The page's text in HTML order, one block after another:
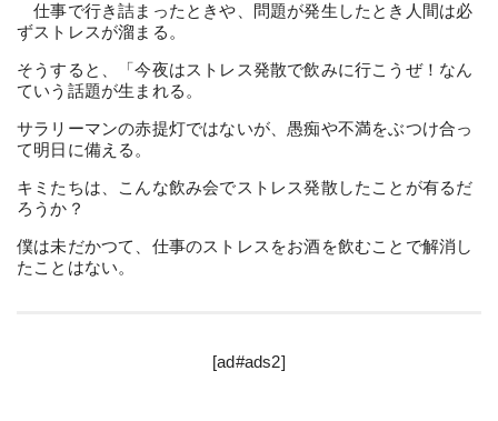
仕事で行き詰まったときや、問題が発生したとき人間は必
ずストレスが溜まる。
そうすると、「今夜はストレス発散で飲みに行こうぜ！なん
ていう話題が生まれる。
サラリーマンの赤提灯ではないが、愚痴や不満をぶつけ合っ
て明日に備える。
キミたちは、こんな飲み会でストレス発散したことが有るだ
ろうか？
僕は未だかつて、仕事のストレスをお酒を飲むことで解消し
たことはない。
[ad#ads2]